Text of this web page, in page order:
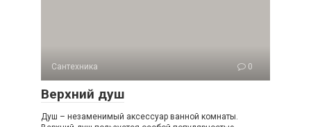
Сантехника 0
Верхний душ
Душ – незаменимый аксессуар ванной комнаты.